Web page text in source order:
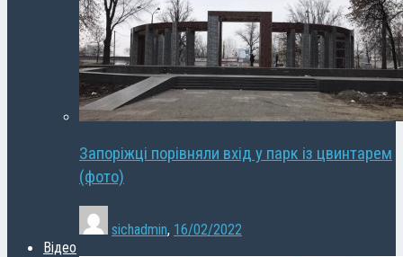
Запоріжці порівняли вхід у парк із цвинтарем
(фото)
sichadmin, 16/02/2022
Відео